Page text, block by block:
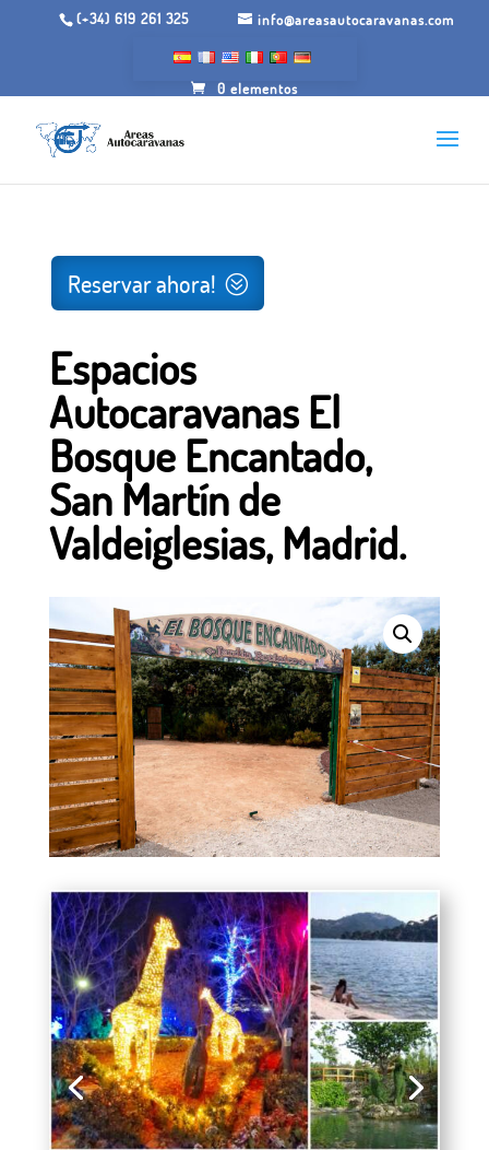
(+34) 619 261 325 info@areasautocaravanas.com
0 elementos
Autocaravanas El Bosque Encantado, San Martín de
Valdeiglesias, Madrid.
Reservar ahora!
Espacios
Autocaravanas El
Bosque Encantado,
San Martín de
Valdeiglesias, Madrid.